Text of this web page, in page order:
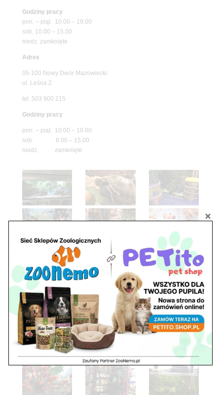
Godziny pracy
pon. – piąt. 10.00 – 19.00
sob. 10.00 – 15.00
niedz. zamknięte
Adres
05-100 Nowy Dwór Mazowiecki
ul. Leśna 2
tel. 503 900 215
Godziny pracy
pon. – piąt. 10.00 – 19.00
sob. 8.00 – 15.00
niedz. zamknięte